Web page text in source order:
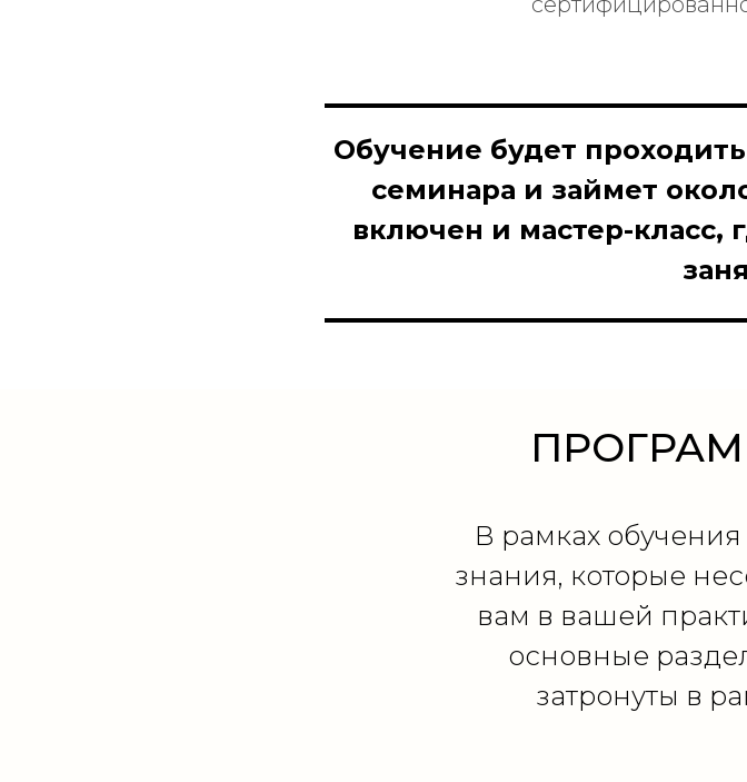
Обучение будет
семинара и займет
включен и мастер-класс,
В рамках
знания, которые
вам в вашей
основные
затронуты в